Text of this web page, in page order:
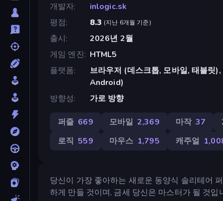
개발자
inlogic.sk
평점
8.3 (지난 6개월 기준)
출시
2026년 2월
게임 엔진
HTML5
플랫폼
브라우저 (데스크톱, 모바일, 태블릿
Android)
방향성
가로 방향
퍼즐 669 모바일 2,369 마작 37
로직 559 마우스 1,795 캐주얼
당신이 가장 좋아하는 새로운 동양식 솔리테어
하게 만들 것이며, 금세 당신은 마스터가 될 것입